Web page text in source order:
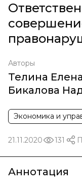
Авторы
Телина
Бикалова
Экономика и
21.11.2020 131
Аннотация